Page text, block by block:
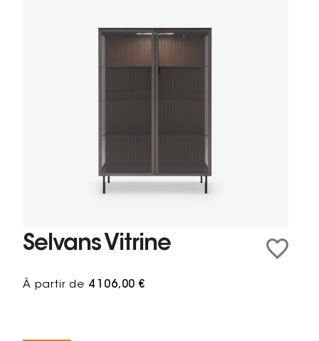
Selvans Vitrine
À partir de 4 106,00 €